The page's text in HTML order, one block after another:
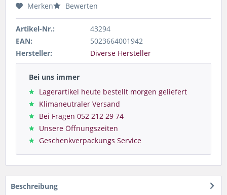
Merken Bewerten
Artikel-Nr.:
43294
EAN:
5023664001942
Hersteller:
Diverse Hersteller
Bei uns immer
Lagerartikel heute bestellt morgen geliefert
Klimaneutraler Versand
Bei Fragen 052 212 29 74
Unsere Öffnungszeiten
Geschenkverpackungs Service
Beschreibung